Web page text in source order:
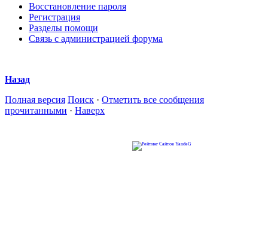
Восстановление пароля
Регистрация
Разделы помощи
Связь с администрацией форума
Назад
Полная версия Поиск · Отметить все сообщения
прочитанными · Наверх